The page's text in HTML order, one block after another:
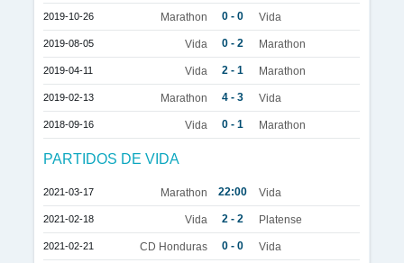
2019-10-26 Marathon 0 - 0 Vida
2019-08-05 Vida 0 - 2 Marathon
2019-04-11 Vida 2 - 1 Marathon
2019-02-13 Marathon 4 - 3 Vida
2018-09-16 Vida 0 - 1 Marathon
PARTIDOS DE VIDA
2021-03-17 Marathon 22:00 Vida
2021-02-18 Vida 2 - 2 Platense
2021-02-21 CD Honduras 0 - 0 Vida